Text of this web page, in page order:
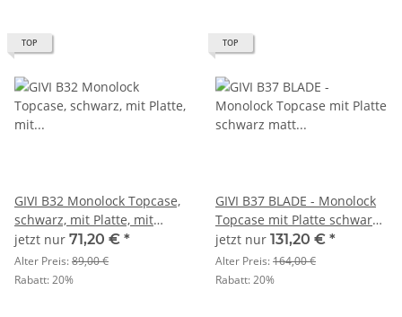
TOP
GIVI B32 Monolock Topcase,
schwarz, mit Platte, mit
glänzendem schwarzen
Einsatz, 32 Liter
jetzt nur 71,20 € *
Alter Preis:89,00 €
Rabatt:20%
TOP
GIVI B37 BLADE - Monolock
Topcase mit Platte schwarz
matt / Max Zuladung 3 kg
jetzt nur 131,20 € *
Alter Preis:164,00 €
Rabatt:20%